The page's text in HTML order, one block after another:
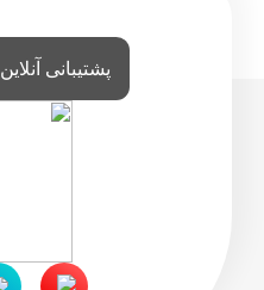
پشتیبانی آنلاین